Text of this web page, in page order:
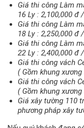
Giá thi công Làm
16 Ly : 2,100,000
Giá thi công Làm
18 Ly : 2,250,000
Giá thi công Làm
22 Ly : 2,400,000 đ
Giá thi công vách
( Gồm khung
Giá thi công vách
( Gồm khung
Giá xây tường 110
phương pháp xây